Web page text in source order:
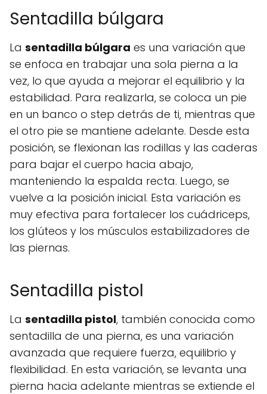
Sentadilla búlgara
La sentadilla búlgara es una variación que
se enfoca en trabajar una sola pierna a la
vez, lo que ayuda a mejorar el equilibrio y la
estabilidad. Para realizarla, se coloca un pie
en un banco o step detrás de ti, mientras que
el otro pie se mantiene adelante. Desde esta
posición, se flexionan las rodillas y las caderas
para bajar el cuerpo hacia abajo,
manteniendo la espalda recta. Luego, se
vuelve a la posición inicial. Esta variación es
muy efectiva para fortalecer los cuádriceps,
los glúteos y los músculos estabilizadores de
las piernas.
Sentadilla pistol
La sentadilla pistol, también conocida como
sentadilla de una pierna, es una variación
avanzada que requiere fuerza, equilibrio y
flexibilidad. En esta variación, se levanta una
pierna hacia adelante mientras se extiende el